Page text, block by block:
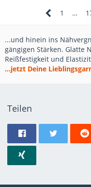
1 …
...und hinein ins
gängigen Stärken. Glatte
Reißfestigkeit und
...jetzt Deine
Teilen